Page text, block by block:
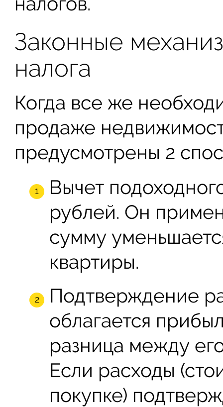
Законные
налога
Когда все же
продаже
предусмотрены 2
Вычет
рублей. Он
сумму
квартиры.
Подтверждение
облагается
разница между
Если расходы
покупке)